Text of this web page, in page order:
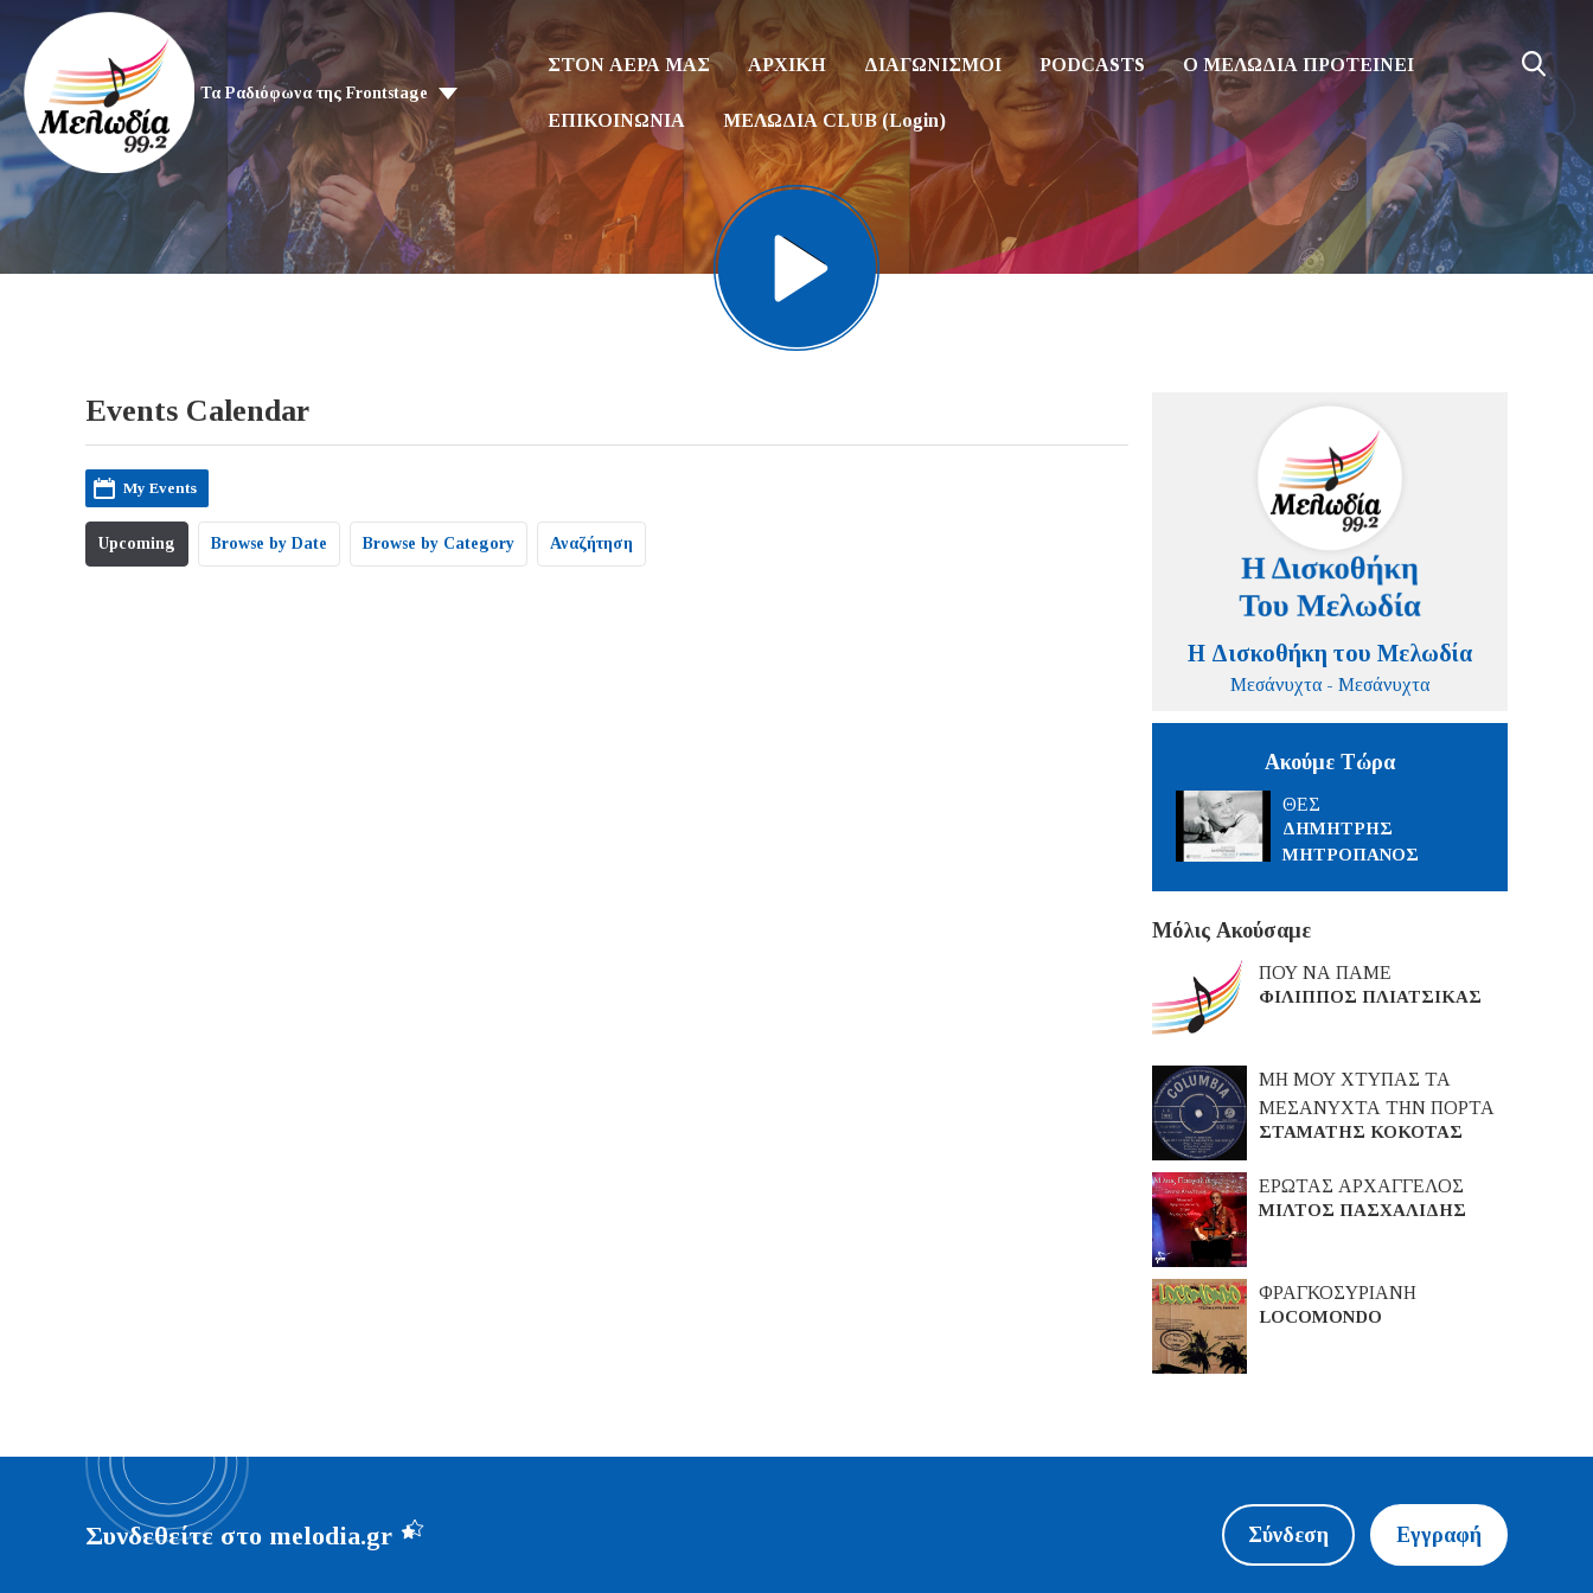
Τα Ραδιόφωνα της Frontstage
ΣΤΟΝ ΑΕΡΑ ΜΑΣ ΑΡΧΙΚΗ ΔΙΑΓΩΝΙΣΜΟΙ PODCASTS Ο ΜΕΛΩΔΙΑ ΠΡΟΤΕΙΝΕΙ
ΕΠΙΚΟΙΝΩΝΙΑ ΜΕΛΩΔΙΑ CLUB (Login)
Events Calendar
My Events
Upcoming Browse by Date Browse by Category Αναζήτηση
Η Δισκοθήκη του Μελωδία
Μεσάνυχτα - Μεσάνυχτα
Ακούμε Τώρα
ΘΕΣ
ΔΗΜΗΤΡΗΣ
ΜΗΤΡΟΠΑΝΟΣ
Μόλις Ακούσαμε
ΠΟΥ ΝΑ ΠΑΜΕ
ΦΙΛΙΠΠΟΣ ΠΛΙΑΤΣΙΚΑΣ
ΜΗ ΜΟΥ ΧΤΥΠΑΣ ΤΑ
ΜΕΣΑΝΥΧΤΑ ΤΗΝ ΠΟΡΤΑ
ΣΤΑΜΑΤΗΣ ΚΟΚΟΤΑΣ
ΕΡΩΤΑΣ ΑΡΧΑΓΓΕΛΟΣ
ΜΙΛΤΟΣ ΠΑΣΧΑΛΙΔΗΣ
ΦΡΑΓΚΟΣΥΡΙΑΝΗ
LOCOMONDO
Συνδεθείτε στο melodia.gr Σύνδεση Εγγραφή